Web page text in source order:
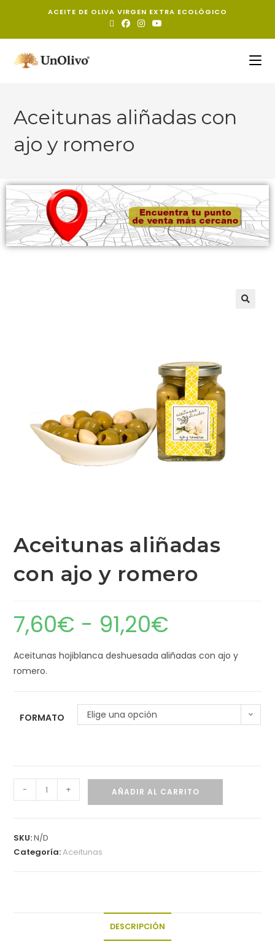
ACEITE DE OLIVA VIRGEN EXTRA ECOLÓGICO
Aceitunas aliñadas con
ajo y romero
Aceitunas aliñadas
con ajo y romero
7,60€ - 91,20€
Aceitunas hojiblanca deshuesada aliñadas con ajo y
romero.
FORMATO Elige una opción
- + AÑADIR AL CARRITO
SKU:N/D
Categoría:Aceitunas
DESCRIPCIÓN